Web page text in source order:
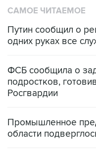
САМОЕ ЧИТАЕМОЕ
Путин сообщил о
одних руках все
ФСБ сообщила о
подростков,
Росгвардии
Промышленное
области